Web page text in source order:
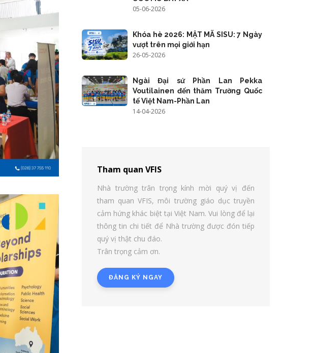
05-06-2026
Khóa hè 2026: MẬT MÃ SISU: 7 Ngày
vượt trên mọi giới hạn
26-05-2026
Ngài Đại sứ Phần Lan Pekka
Voutilainen đến thăm Trường Quốc
tế Việt Nam-Phần Lan
14-04-2026
Tham quan VFIS
Nhà trường trân trọng kính mời quý vị đến
tham quan VFIS, môi trường giáo dục truyền
cảm hứng khác biệt tại Việt Nam. Vui lòng để lại
thông tin chi tiết để Nhà trường được đón tiếp
quý vị thật chu đáo.
Trân trọng cảm ơn.
ĐĂNG KÝ NGAY